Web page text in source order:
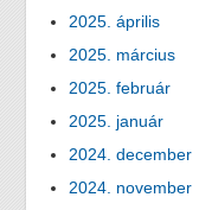
2025. április
2025. március
2025. február
2025. január
2024. december
2024. november